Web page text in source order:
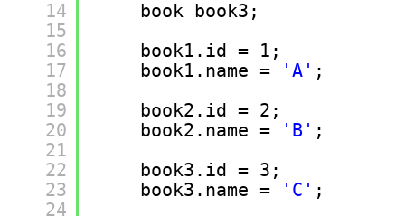
14
15
16
17
18
19
20
21
22
23
24
book book3;
book1.id = 1;
book1.name =
'A' ;
book2.id = 2;
book2.name =
'B' ;
book3.id = 3;
book3.name =
'C' ;